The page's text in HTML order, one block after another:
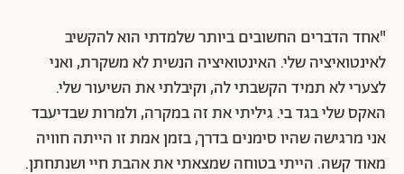
"אחד הדברים החשובים ביותר שלמדתי הוא להקשיב
לאינטואיציה שלי. האינטואיציה הנשית לא משקרת, ואני
לצערי לא תמיד הקשבתי לה, וקיבלתי את השיעור שלי.
האקס שלי בגד בי. גיליתי את זה במקרה, ולמרות שבדיעבד
אני מרגישה שהיו סימנים בדרך, בזמן אמת זו הייתה חוויה
מאוד קשה. הייתי בטוחה שמצאתי את אהבת חיי ושנתחתן.